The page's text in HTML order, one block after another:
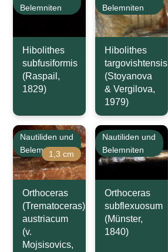
Belemniten
Hibolithes
subfusiformis
(Raspail,
1829)
Belemniten
Hibolithes
targovishtensis
(Stoyanova
& Vergilova,
1979)
Nautiliden und
Belemniten1,3 cm
Orthoceras
(Trematoceras)
austriacum
(v.
Mojsisovics,
Nautiliden und
Belemniten
Orthoceras
subflexuosum
(Münster,
1840)